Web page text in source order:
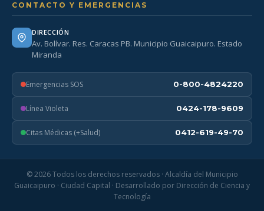
CONTACTO Y EMERGENCIAS
DIRECCIÓN
Av. Bolívar. Res. Caracas PB. Municipio Guaicaipuro. Estado
Miranda
Emergencias SOS 0-800-4824220
Línea Violeta 0424-178-9609
Citas Médicas (+Salud) 0412-619-49-70
© 2026 Todos los derechos reservados · Alcaldía del Municipio
Guaicaipuro · Ciudad Capital · Desarrollado por Dirección de Ciencia y
Tecnología